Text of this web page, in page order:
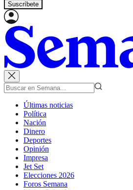
Suscríbete
Últimas noticias
Política
Nación
Dinero
Deportes
Opinión
Impresa
Jet Set
Elecciones 2026
Foros Semana